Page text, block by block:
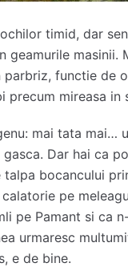
timid, dar
geamurile
functie de
precum mireasa
mai tata mai…
Dar hai ca
bocancului
pe
pe Pamant si ca
urmaresc
e de bine.